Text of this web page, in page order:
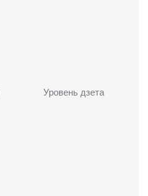
Уровень дзета